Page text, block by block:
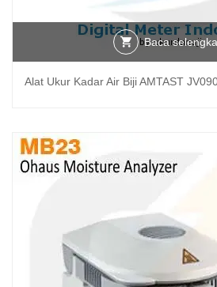
Baca
Alat Ukur Kadar Air Biji AMTAST